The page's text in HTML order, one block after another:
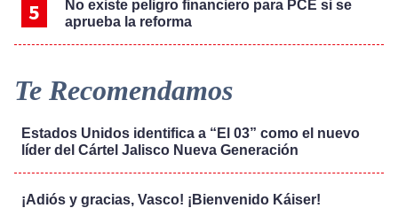
No existe peligro financiero para PCE si se
aprueba la reforma
Te Recomendamos
Estados Unidos identifica a “El 03” como el nuevo
líder del Cártel Jalisco Nueva Generación
¡Adiós y gracias, Vasco! ¡Bienvenido Káiser!